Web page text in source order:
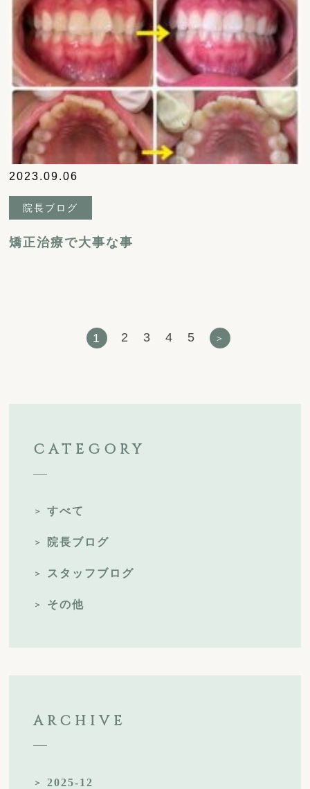
2023.09.06
院長ブログ
矯正治療で大事な事
1 2 3 4 5
CATEGORY
すべて
院長ブログ
スタッフブログ
その他
ARCHIVE
2025-12